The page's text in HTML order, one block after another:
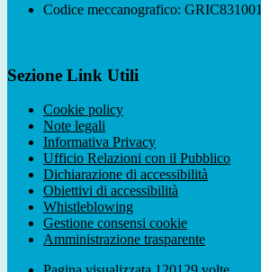
Codice meccanografico: GRIC831001
Sezione Link Utili
Cookie policy
Note legali
Informativa Privacy
Ufficio Relazioni con il Pubblico
Dichiarazione di accessibilità
Obiettivi di accessibilità
Whistleblowing
Gestione consensi cookie
Amministrazione trasparente